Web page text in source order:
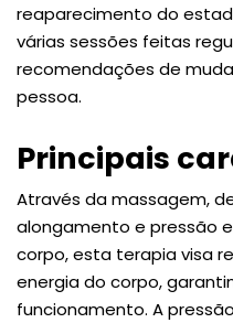
reaparecimento do
várias sessões feitas
recomendações de
pessoa.
Principais
Através da massagem,
alongamento e pressão
corpo, esta terapia visa
energia do corpo,
funcionamento. A